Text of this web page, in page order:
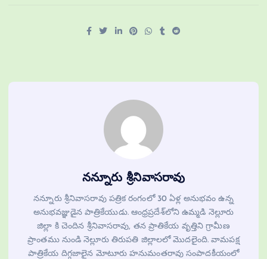
నన్నూరు శ్రీనివాసరావు
నన్నూరు శ్రీనివాసరావు పత్రిక రంగంలో 30 ఏళ్ల అనుభవం ఉన్న
అనుభవజ్ఞుడైన పాత్రికేయుడు. ఆంధ్రప్రదేశ్‌లోని ఉమ్మడి నెల్లూరు
జిల్లా కి చెందిన శ్రీనివాసరావు, తన ప్రాతికేయ వృత్తిని గ్రామీణ
ప్రాంతము నుండి నెల్లూరు తిరుపతి జిల్లాలలో మొదలైంది. వామపక్ష
పాత్రికేయ దిగ్గజాలైన మోటూరు హనుమంతరావు సంపాదకీయంలో